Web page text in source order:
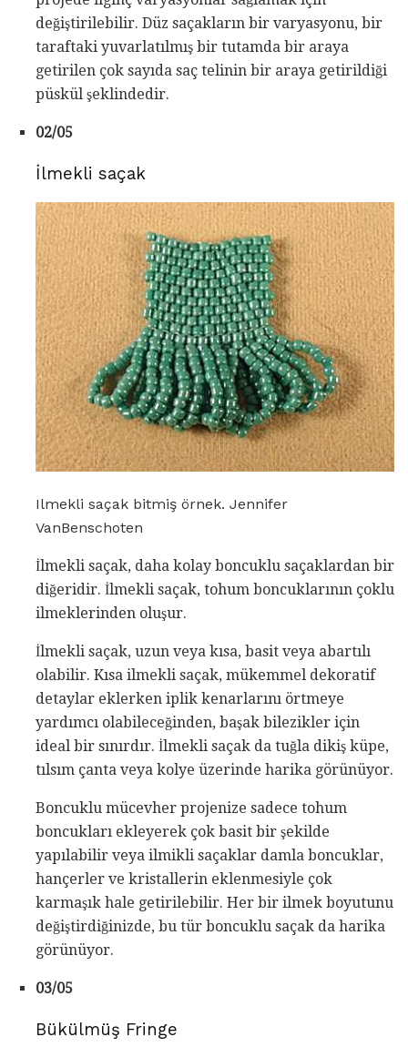
değiştirilebilir. Düz saçakların bir varyasyonu, bir
taraftaki yuvarlatılmış bir tutamda bir araya
getirilen çok sayıda saç telinin bir araya getirildiği
püskül şeklindedir.
02/05
İlmekli saçak
Ilmekli saçak bitmiş örnek. Jennifer
VanBenschoten
İlmekli saçak, daha kolay boncuklu saçaklardan bir
diğeridir. İlmekli saçak, tohum boncuklarının çoklu
ilmeklerinden oluşur.
İlmekli saçak, uzun veya kısa, basit veya abartılı
olabilir. Kısa ilmekli saçak, mükemmel dekoratif
detaylar eklerken iplik kenarlarını örtmeye
yardımcı olabileceğinden, başak bilezikler için
ideal bir sınırdır. İlmekli saçak da tuğla dikiş küpe,
tılsım çanta veya kolye üzerinde harika görünüyor.
Boncuklu mücevher projenize sadece tohum
boncukları ekleyerek çok basit bir şekilde
yapılabilir veya ilmikli saçaklar damla boncuklar,
hançerler ve kristallerin eklenmesiyle çok
karmaşık hale getirilebilir. Her bir ilmek boyutunu
değiştirdiğinizde, bu tür boncuklu saçak da harika
görünüyor.
03/05
Bükülmüş Fringe